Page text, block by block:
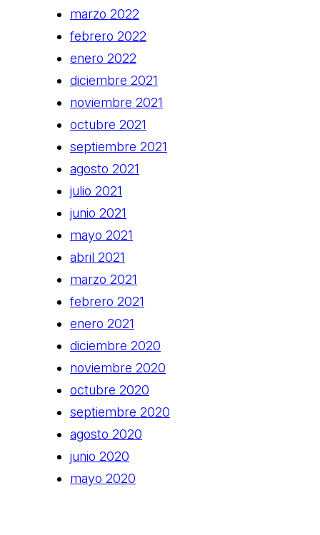
marzo 2022
febrero 2022
enero 2022
diciembre 2021
noviembre 2021
octubre 2021
septiembre 2021
agosto 2021
julio 2021
junio 2021
mayo 2021
abril 2021
marzo 2021
febrero 2021
enero 2021
diciembre 2020
noviembre 2020
octubre 2020
septiembre 2020
agosto 2020
junio 2020
mayo 2020